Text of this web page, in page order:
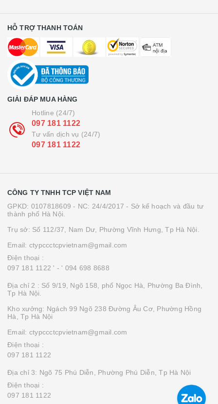
HỖ TRỢ THANH TOÁN
GIẢI ĐÁP MUA HÀNG
Hotline (24/7)
097 181 1122
Tư vấn dịch vụ (24/7)
097 181 1122
CÔNG TY TNHH TCP VIỆT NAM
GPKD: 0107818609 - NC: 24/4/2017 - Sở kế hoạch và đầu tư
thành phố Hà Nội.
Trụ sở: Số 112/37, Nam Dư, Phường Vĩnh Hưng, Tp Hà Nội.
Email: ctypccctcpvietnam@gmail.com
Điện thoại :
097 181 1122 ' - ' 094 698 8688
Địa chỉ 2 : Số 9/19, Ngõ 158, phố Ngọc Hà, Phường Ba Đình,
Tp Hà Nội.
Kho xưởng: Ngách 99 Ngõ 238 Đường Âu Cơ, Phường Hồng
Hà, Tp Hà Nội
Email: ctypccctcpvietnam@gmail.com
Điện thoại :
097 181 1122
Địa chỉ 3: Ngõ 75 Phú Diễn, Phường Phú Diễn, Tp Hà Nội
Điện thoại :
097 181 1122